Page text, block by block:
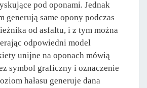
pod oponami. Jednak
generują same opony podczas
od asfaltu, i z tym można
odpowiedni model
unijne na oponach mówią
symbol graficzny i oznaczenie
hałasu generuje dana